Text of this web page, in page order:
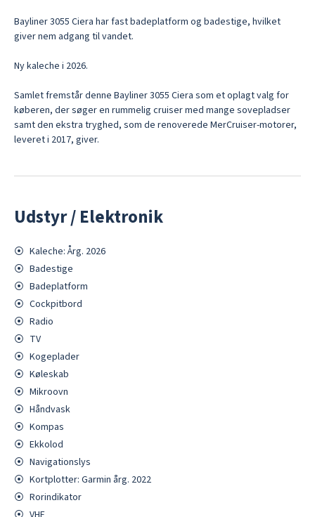
Bayliner 3055 Ciera har fast badeplatform og badestige, hvilket
giver nem adgang til vandet.
Ny kaleche i 2026.
Samlet fremstår denne Bayliner 3055 Ciera som et oplagt valg for
køberen, der søger en rummelig cruiser med mange sovepladser
samt den ekstra tryghed, som de renoverede MerCruiser-motorer,
Udstyr / Elektronik
⦿ Kaleche: Årg. 2026
⦿ Badestige
⦿ Badeplatform
⦿ Cockpitbord
⦿ Radio
⦿ TV
⦿ Kogeplader
⦿ Køleskab
⦿ Mikroovn
⦿ Håndvask
⦿ Kompas
⦿ Ekkolod
⦿ Navigationslys
⦿ Kortplotter: Garmin årg. 2022
⦿ Rorindikator